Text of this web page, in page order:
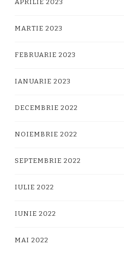
APRILIE 2023
MARTIE 2023
FEBRUARIE 2023
IANUARIE 2023
DECEMBRIE 2022
NOIEMBRIE 2022
SEPTEMBRIE 2022
IULIE 2022
IUNIE 2022
MAI 2022